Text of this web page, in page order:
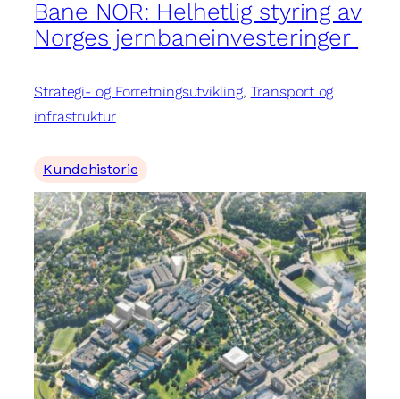
Bane NOR: Helhetlig styring av
Norges jernbaneinvesteringer
Strategi- og Forretningsutvikling, Transport og
infrastruktur
Kundehistorie